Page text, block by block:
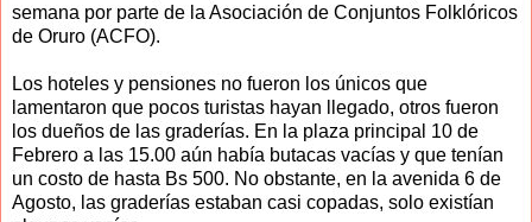
semana por parte de la Asociación de Conjuntos Folklóricos
de Oruro (ACFO).
Los hoteles y pensiones no fueron los únicos que
lamentaron que pocos turistas hayan llegado, otros fueron
los dueños de las graderías. En la plaza principal 10 de
Febrero a las 15.00 aún había butacas vacías y que tenían
un costo de hasta Bs 500. No obstante, en la avenida 6 de
Agosto, las graderías estaban casi copadas, solo existían